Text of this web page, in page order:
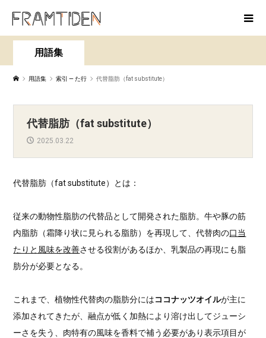
用語集
用語集 索引 — た行 代替脂肪（fat substitute）
代替脂肪（fat substitute）
2025.03.22
代替脂肪（fat substitute）とは：
従来の動物性脂肪の代替品として開発された脂肪。牛や豚の筋
内脂肪（霜降り状に見られる脂肪）を再現して、代替肉の口当
たりと風味を改善させる役割があるほか、乳製品の再現にも脂
肪分が必要となる。
これまで、植物性代替肉の脂肪分にはココナッツオイルが主に
添加されてきたが、融点が低く加熱により溶け出してジューシ
ーさを失う、肉特有の風味を香料で補う必要があり表示項目が